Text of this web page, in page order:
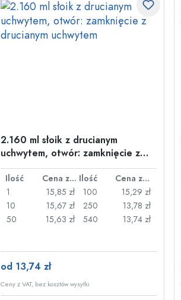
2.160 ml słoik z drucianym
uchwytem, otwór: zamknięcie z
drucianym uchwytem
Ilość Cena za sztukę Ilość
Cena za sztukę
1
15,85 zł
10
15,67 zł
50
15,63 zł
100
15,29 zł
250
13,78 zł
540
13,74 zł
od 13,74 zł
Ceny z VAT, bez kosztów wysyłki